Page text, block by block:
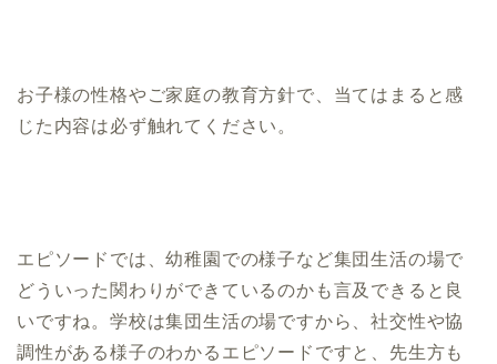
お子様の性格やご家庭の教育方針で、当てはまると感
じた内容は必ず触れてください。
エピソードでは、幼稚園での様子など集団生活の場で
どういった関わりができているのかも言及できると良
いですね。学校は集団生活の場ですから、社交性や協
調性がある様子のわかるエピソードですと、先生方も